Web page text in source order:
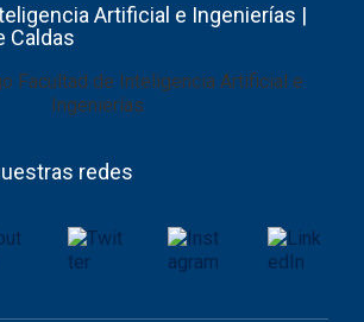
Artificial e Ingenierías |
Caldas
redes